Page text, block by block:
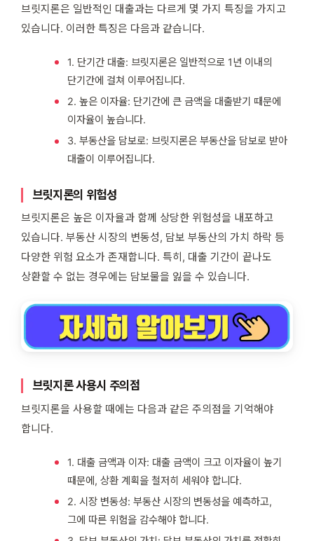
브릿지론은 일반적인 대출과는 다르게 몇 가지 특징을 가지고
있습니다. 이러한 특징은 다음과 같습니다.
1. 단기간 대출: 브릿지론은 일반적으로 1년 이내의
단기간에 걸쳐 이루어집니다.
2. 높은 이자율: 단기간에 큰 금액을 대출받기 때문에
이자율이 높습니다.
3. 부동산을 담보로: 브릿지론은 부동산을 담보로 받아
대출이 이루어집니다.
브릿지론의 위험성
브릿지론은 높은 이자율과 함께 상당한 위험성을 내포하고
있습니다. 부동산 시장의 변동성, 담보 부동산의 가치 하락 등
다양한 위험 요소가 존재합니다. 특히, 대출 기간이 끝나도
상환할 수 없는 경우에는 담보물을 잃을 수 있습니다.
브릿지론 사용시 주의점
브릿지론을 사용할 때에는 다음과 같은 주의점을 기억해야
합니다.
1. 대출 금액과 이자: 대출 금액이 크고 이자율이 높기
때문에, 상환 계획을 철저히 세워야 합니다.
2. 시장 변동성: 부동산 시장의 변동성을 예측하고,
그에 따른 위험을 감수해야 합니다.